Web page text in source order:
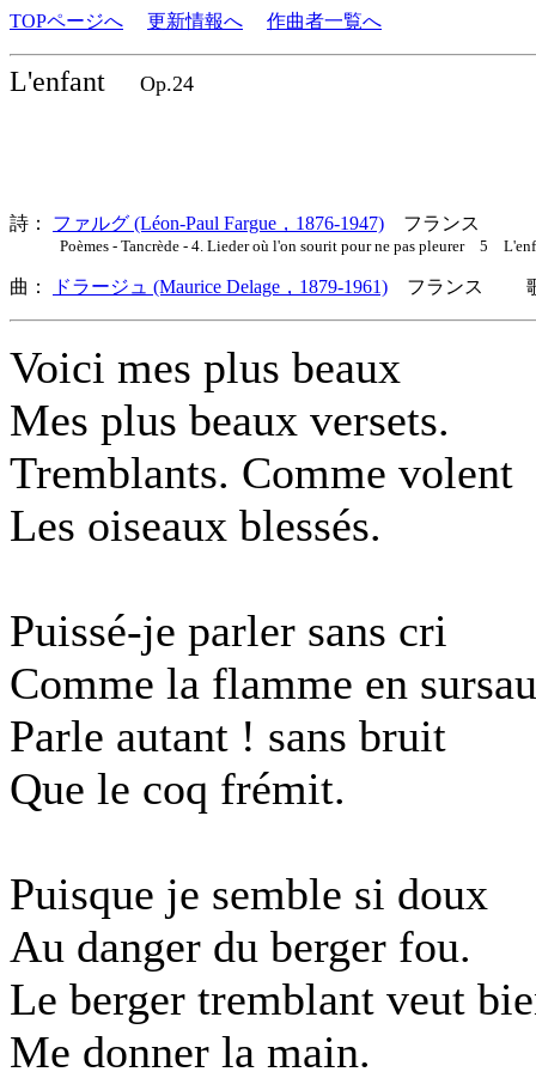
TOPページへ 更新情報へ 作曲者一覧へ
L'enfant Op.24
詩： ファルグ (Léon-Paul Fargue，1876-1947) フランス
Poèmes - Tancrède - 4. Lieder où l'on sourit pour ne pas pleurer 5
曲： ドラージュ (Maurice Delage，1879-1961) フランス 歌
Voici mes plus beaux
Mes plus beaux versets.
Tremblants. Comme volent
Les oiseaux blessés.
Puissé-je parler sans cri
Comme la flamme en
Parle autant ! sans bruit
Que le coq frémit.
Puisque je semble si doux
Au danger du berger fou.
Le berger tremblant veut
Me donner la main.